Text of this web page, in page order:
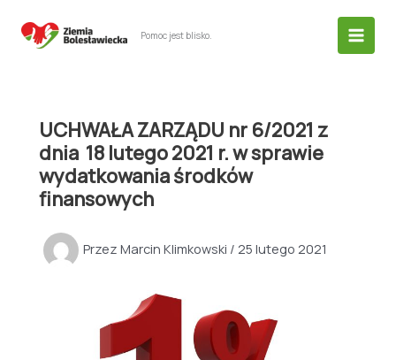
Pomoc jest blisko.
UCHWAŁA ZARZĄDU nr 6/2021 z
dnia 18 lutego 2021 r. w sprawie
wydatkowania środków
finansowych
Przez Marcin Klimkowski / 25 lutego 2021